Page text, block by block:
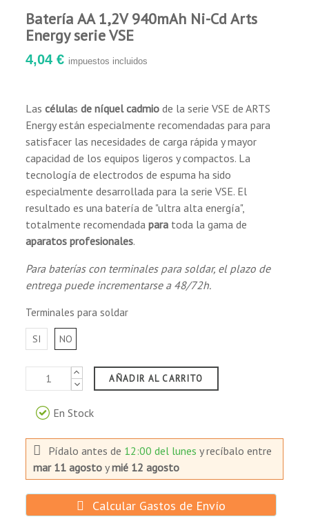
Batería AA 1,2V 940mAh Ni-Cd Arts
Energy serie VSE
4,04 € impuestos incluidos
Lascélulas de níquel cadmio de la serie VSE de ARTS
Energy están especialmente recomendadas para para
satisfacer las necesidades de carga rápida y mayor
capacidad de los equipos ligeros y compactos. La
tecnología de electrodos de espuma ha sido
especialmente desarrollada para la serie VSE. El
resultado es una batería de "ultra alta energía",
totalmente recomendadapara toda la gama de
aparatos profesionales.
Para baterías con terminales para soldar, el plazo de
entrega puede incrementarse a 48/72h.
Terminales para soldar
SI NO
AÑADIR AL CARRITO
En Stock
Pídalo antes de 12:00 del lunesy recíbaloentre
mar 11 agosto ymié 12 agosto
Calcular Gastos de Envío